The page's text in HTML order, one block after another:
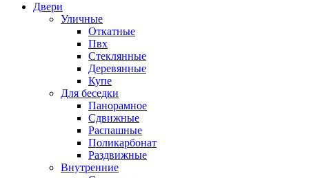
Двери
Уличные
Откатные
Пвх
Стеклянные
Деревянные
Купе
Для беседки
Панорамное
Сдвижные
Распашные
Поликарбонат
Раздвижные
Внутренние